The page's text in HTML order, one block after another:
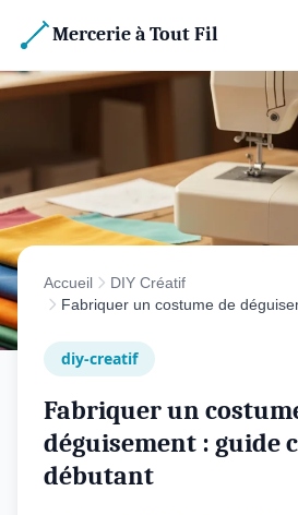
Mercerie à Tout Fil
Accueil
DIY Créatif
Fabriquer un costume de
diy-creatif
Fabriquer un
déguisement : guide
débutant